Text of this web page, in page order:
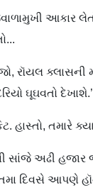
આકાર
રૉયલ ક્લાસની
ઘૂઘવતો દેખાશે.’
હાસ્તો, તમારે
સાંજે અઢી
દિવસે આપણે